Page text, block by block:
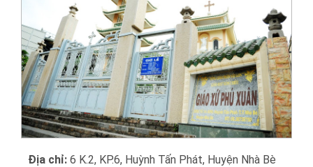
Địa chỉ: 6 K.2, KP.6, Huỳnh Tấn Phát, Huyện Nhà Bè